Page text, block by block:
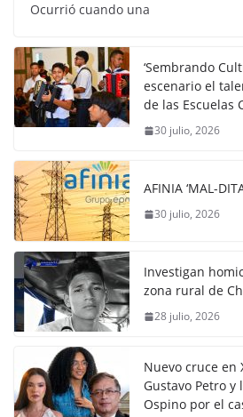
Ocurrió cuando una
‘Sembrando
escenario el
de las Escuelas
30 julio, 2026
AFINIA ‘MAL-
30 julio, 2026
Investigan
zona rural de
28 julio, 2026
Nuevo cruce
Gustavo Petro
Ospino por el